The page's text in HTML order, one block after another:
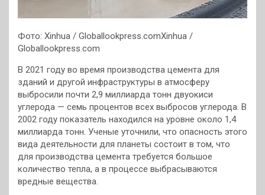
Фото: Xinhua / Globallookpress.comXinhua /
Globallookpress.com
В 2021 году во время производства цемента для
зданий и другой инфраструктуры в атмосферу
выбросили почти 2,9 миллиарда тонн двуокиси
углерода — семь процентов всех выбросов углерода. В
2002 году показатель находился на уровне около 1,4
миллиарда тонн. Ученые уточнили, что опасность этого
вида деятельности для планеты состоит в том, что
для производства цемента требуется большое
количество тепла, а в процессе выбрасываются
вредные вещества.